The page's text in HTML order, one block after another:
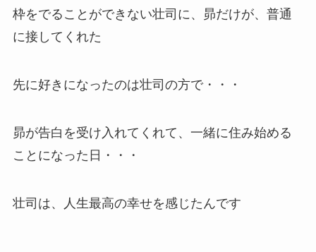
枠をでることができない壮司に、昴だけが、普通
に接してくれた
先に好きになったのは壮司の方で・・・
昴が告白を受け入れてくれて、一緒に住み始める
ことになった日・・・
壮司は、人生最高の幸せを感じたんです